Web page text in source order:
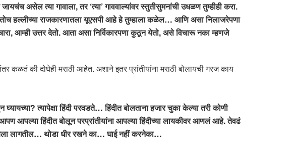
असेल त्या गावाला, तर ‘त्या’ गाववाल्यांवर स्तुतीसुमनांची उधळण तुम्हीही करा.
तोच हल्लीच्या राजकारणातला यूएसपी आहे हे तुम्हाला कळेल… आणि असा निलाजरेपणा
आम्ही उत्तर देतो. आता असा निर्विकारपणा कुठून येतो, असे विचारू नका म्हणजे
कळतं की दोघेही मराठी आहेत. अशाने इतर प्रांतीयांना मराठी बोलायची गरज काय
त्यापेक्षा हिंदी परवडते… हिंदीत बोलताना हजार चुका केल्या तरी कोणी
आपल्या हिंदीत बोलून परप्रांतीयांना आपल्या हिंदीच्या लायकीवर आणलं आहे. तेवढं
लागतील… थोडा धीर रखने का… घाई नहीं करनेका…